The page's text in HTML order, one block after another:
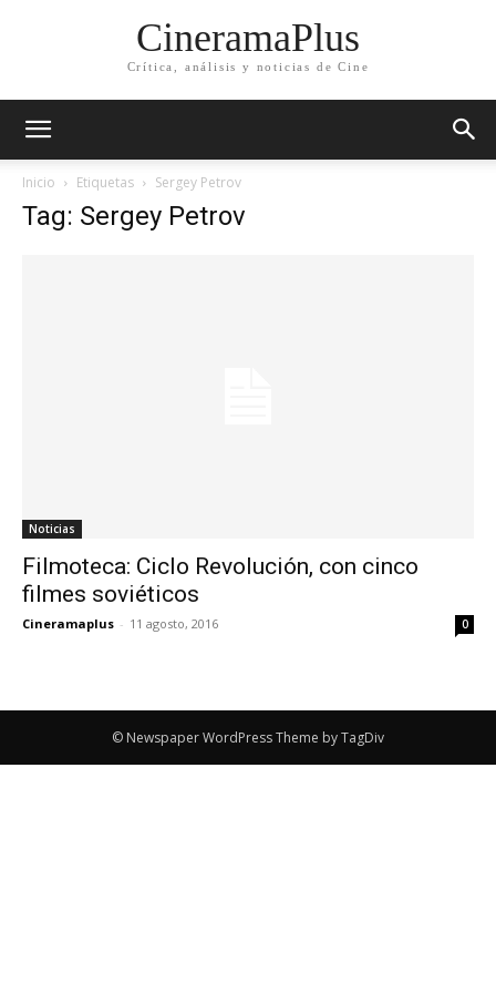
CineramaPlus
Crítica, análisis y noticias de Cine
Inicio Etiquetas Sergey Petrov
Tag: Sergey Petrov
Noticias
Filmoteca: Ciclo Revolución, con cinco
filmes soviéticos
Cineramaplus - 11 agosto, 2016 0
© Newspaper WordPress Theme by TagDiv